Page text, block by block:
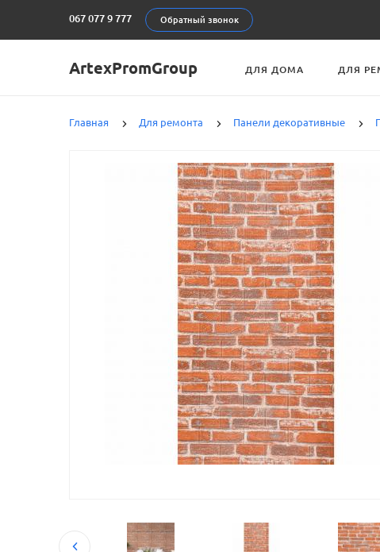
067 077 9 777 Обратный звонок
ArtexPromGroup ДЛЯ ДОМА ДЛЯ
Главная Для ремонта Панели декоративные